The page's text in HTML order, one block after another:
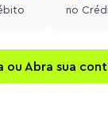
no
ou Abra sua